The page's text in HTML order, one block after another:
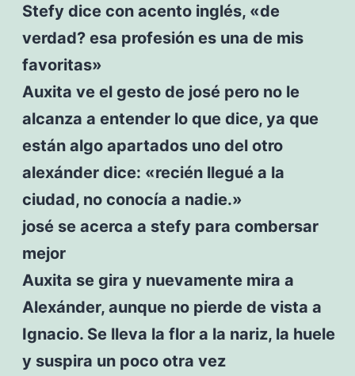
Stefy dice con acento inglés, «de
verdad? esa profesión es una de mis
favoritas»
Auxita ve el gesto de josé pero no le
alcanza a entender lo que dice, ya que
están algo apartados uno del otro
alexánder dice: «recién llegué a la
ciudad, no conocía a nadie.»
josé se acerca a stefy para combersar
mejor
Auxita se gira y nuevamente mira a
Alexánder, aunque no pierde de vista a
Ignacio. Se lleva la flor a la nariz, la huele
y suspira un poco otra vez